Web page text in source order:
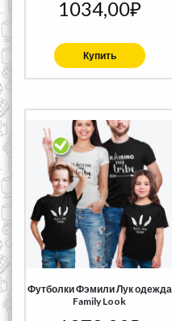
1034,00₽
Купить
Футболки Фэмили Лук одежда
Family Look